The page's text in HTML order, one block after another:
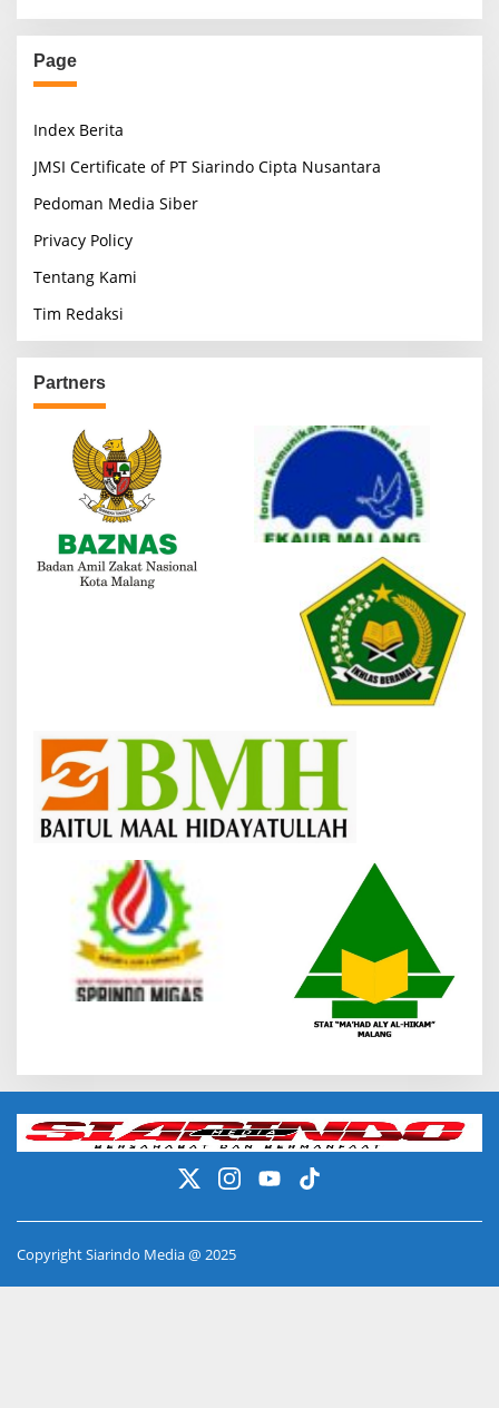
Page
Index Berita
JMSI Certificate of PT Siarindo Cipta Nusantara
Pedoman Media Siber
Privacy Policy
Tentang Kami
Tim Redaksi
Partners
Copyright Siarindo Media @ 2025